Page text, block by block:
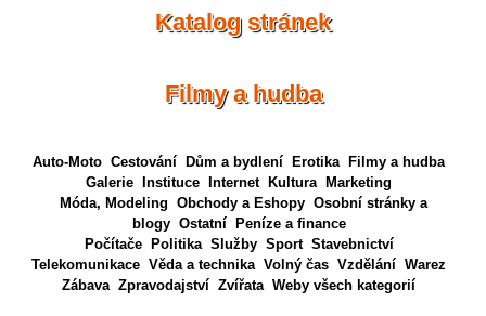
Katalog stránek
Filmy a hudba
Auto-Moto Cestování Dům a bydlení Erotika
Filmy a hudba
Galerie
Instituce Internet Kultura
Marketing
Móda, Modeling Obchody a Eshopy Osobní stránky a
blogy Ostatní
Peníze a finance
Počítače
Politika Služby Sport Stavebnictví
Telekomunikace Věda a technika Volný čas Vzdělání Warez
Zábava Zpravodajství Zvířata Weby všech kategorií